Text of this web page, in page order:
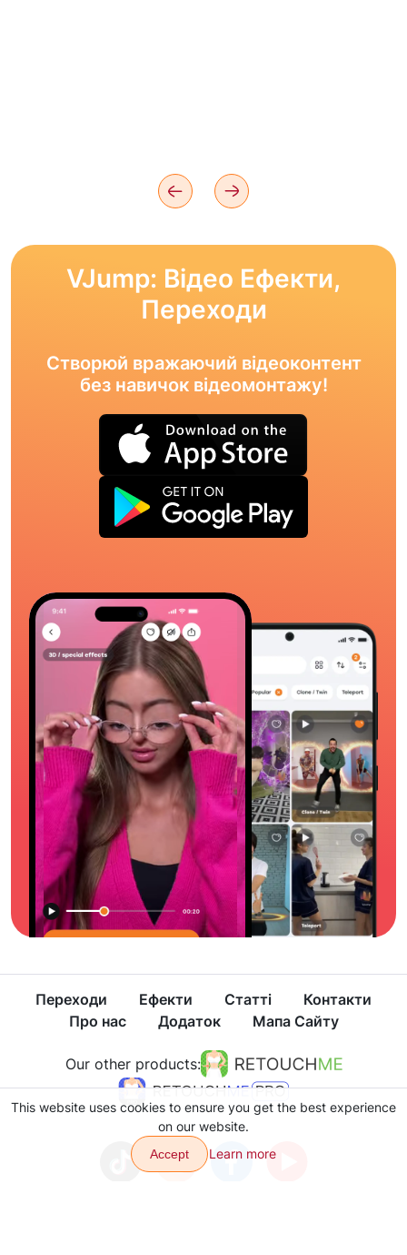
VJump: Відео Ефекти,
Переходи
Створюй вражаючий відеоконтент
без навичок відеомонтажу!
Переходи Ефекти Статті
Контакти
Про нас
Додаток Мапа Сайту
Our other products:
This website uses cookies to ensure you get the best experience
on our website.
Accept Learn more